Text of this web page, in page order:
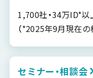
1,700社・34万ID*
（*2025年9月現在の
セミナー・相談会